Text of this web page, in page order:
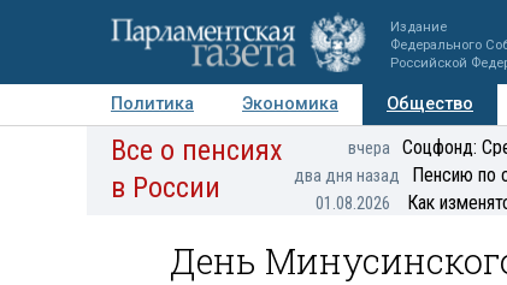
Издание
Федерального
Российской
Политика Экономика Общество
Авторы Персоны Мнения
Все о пенсиях
в России
вчера Соцфонд:
два дня назад Пенсию по
01.08.2026 Как
День